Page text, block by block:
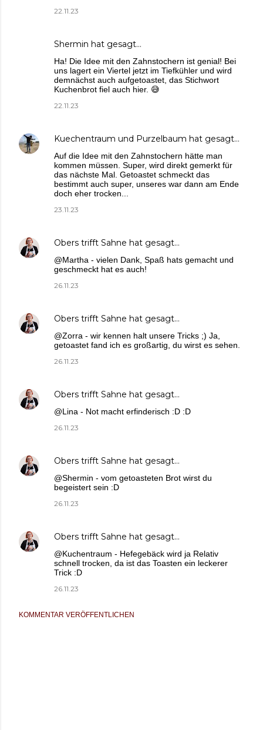
22.11.23
Shermin hat gesagt…
Ha! Die Idee mit den Zahnstochern ist genial! Bei
uns lagert ein Viertel jetzt im Tiefkühler und wird
demnächst auch aufgetoastet, das Stichwort
Kuchenbrot fiel auch hier. 😅
22.11.23
Kuechentraum und Purzelbaum hat gesagt…
Auf die Idee mit den Zahnstochern hätte man
kommen müssen. Super, wird direkt gemerkt für
das nächste Mal. Getoastet schmeckt das
bestimmt auch super, unseres war dann am Ende
doch eher trocken...
23.11.23
Obers trifft Sahne hat gesagt…
@Martha - vielen Dank, Spaß hats gemacht und
geschmeckt hat es auch!
26.11.23
Obers trifft Sahne hat gesagt…
@Zorra - wir kennen halt unsere Tricks ;) Ja,
getoastet fand ich es großartig, du wirst es sehen.
26.11.23
Obers trifft Sahne hat gesagt…
@Lina - Not macht erfinderisch :D :D
26.11.23
Obers trifft Sahne hat gesagt…
@Shermin - vom getoasteten Brot wirst du
begeistert sein :D
26.11.23
Obers trifft Sahne hat gesagt…
@Kuchentraum - Hefegebäck wird ja Relativ
schnell trocken, da ist das Toasten ein leckerer
Trick :D
26.11.23
KOMMENTAR VERÖFFENTLICHEN